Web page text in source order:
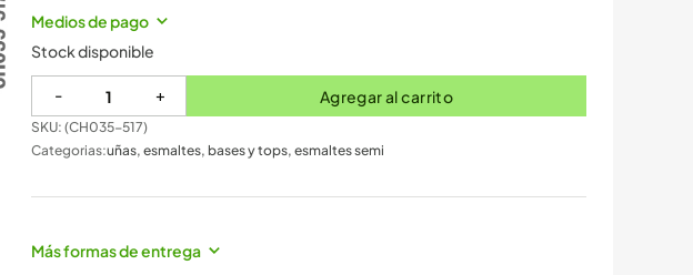
Medios de pago
Stock disponible
- + Agregar al carrito
SKU: (CH035-517)
Categorias:uñas, esmaltes, bases y tops, esmaltes semi
Más formas de entrega